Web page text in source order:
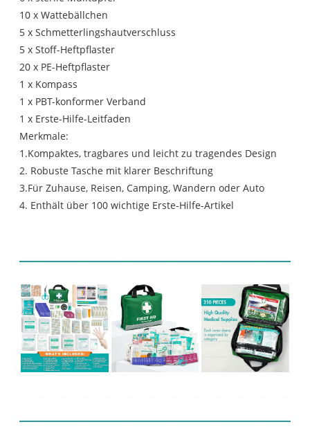
10 x Wattebällchen
5 x Schmetterlingshautverschluss
5 x Stoff-Heftpflaster
20 x PE-Heftpflaster
1 x Kompass
1 x PBT-konformer Verband
1 x Erste-Hilfe-Leitfaden
Merkmale:
1.Kompaktes, tragbares und leicht zu tragendes Design
2. Robuste Tasche mit klarer Beschriftung
3.Für Zuhause, Reisen, Camping, Wandern oder Auto
4. Enthält über 100 wichtige Erste-Hilfe-Artikel